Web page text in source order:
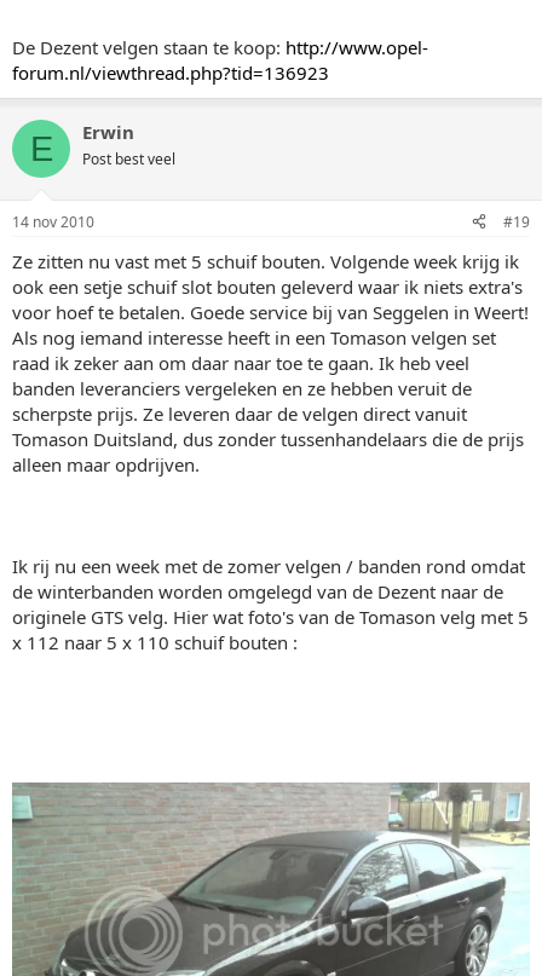
De Dezent velgen staan te koop: http://www.opel-
forum.nl/viewthread.php?tid=136923
E Erwin
Post best veel
14 nov 2010 #19
Ze zitten nu vast met 5 schuif bouten. Volgende week krijg ik
ook een setje schuif slot bouten geleverd waar ik niets extra's
voor hoef te betalen. Goede service bij van Seggelen in Weert!
Als nog iemand interesse heeft in een Tomason velgen set
raad ik zeker aan om daar naar toe te gaan. Ik heb veel
banden leveranciers vergeleken en ze hebben veruit de
scherpste prijs. Ze leveren daar de velgen direct vanuit
Tomason Duitsland, dus zonder tussenhandelaars die de prijs
alleen maar opdrijven.
Ik rij nu een week met de zomer velgen / banden rond omdat
de winterbanden worden omgelegd van de Dezent naar de
originele GTS velg. Hier wat foto's van de Tomason velg met 5
x 112 naar 5 x 110 schuif bouten :